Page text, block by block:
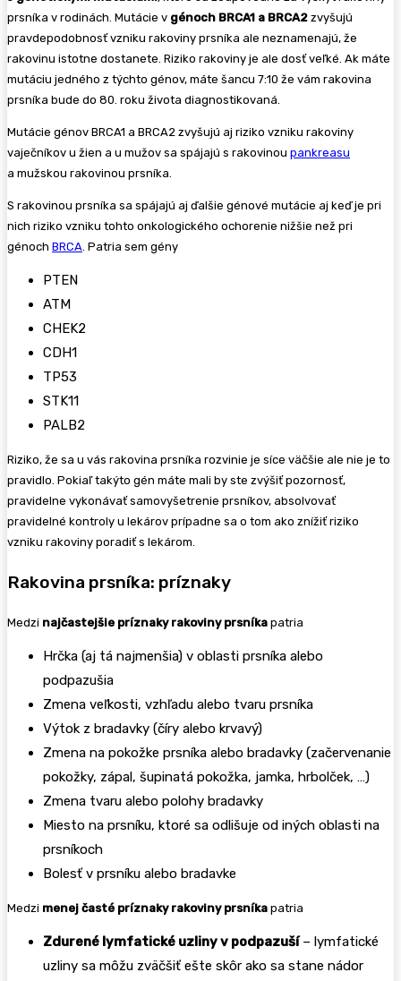
prsníka v rodinách. Mutácie v génoch BRCA1 a BRCA2 zvyšujú
pravdepodobnosť vzniku rakoviny prsníka ale neznamenajú, že
rakovinu istotne dostanete. Riziko rakoviny je ale dosť veľké. Ak máte
mutáciu jedného z týchto génov, máte šancu 7:10 že vám rakovina
prsníka bude do 80. roku života diagnostikovaná.
Mutácie génov BRCA1 a BRCA2 zvyšujú aj riziko vzniku rakoviny
vaječníkov u žien a u mužov sa spájajú s rakovinou pankreasu
a mužskou rakovinou prsníka.
S rakovinou prsníka sa spájajú aj ďalšie génové mutácie aj keď je pri
nich riziko vzniku tohto onkologického ochorenie nižšie než pri
génoch BRCA . Patria sem gény
PTEN
ATM
CHEK2
CDH1
TP53
STK11
PALB2
Riziko, že sa u vás rakovina prsníka rozvinie je síce väčšie ale nie je to
pravidlo. Pokiaľ takýto gén máte mali by ste zvýšiť pozornosť,
pravidelne vykonávať samovyšetrenie prsníkov, absolvovať
pravidelné kontroly u lekárov prípadne sa o tom ako znížiť riziko
vzniku rakoviny poradiť s lekárom.
Rakovina prsníka: príznaky
Medzi najčastejšie príznaky rakoviny prsníka patria
Hrčka (aj tá najmenšia) v oblasti prsníka alebo
podpazušia
Zmena veľkosti, vzhľadu alebo tvaru prsníka
Výtok z bradavky (číry alebo krvavý)
Zmena na pokožke prsníka alebo bradavky (začervenanie
pokožky, zápal, šupinatá pokožka, jamka, hrbolček, …)
Zmena tvaru alebo polohy bradavky
Miesto na prsníku, ktoré sa odlišuje od iných oblasti na
prsníkoch
Bolesť v prsníku alebo bradavke
Medzi menej časté príznaky rakoviny prsníka patria
Zdurené lymfatické uzliny v podpazuší– lymfatické
uzliny sa môžu zväčšiť ešte skôr ako sa stane nádor